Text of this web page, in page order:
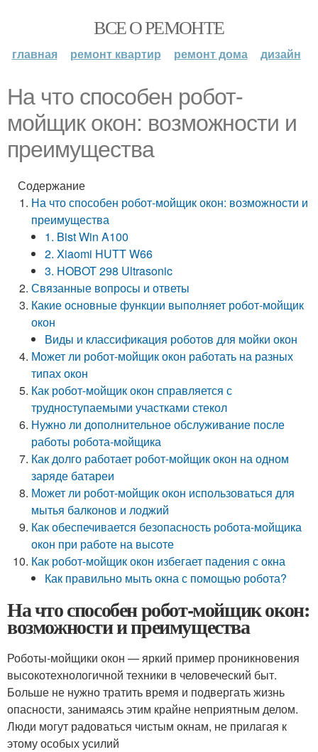
ВСЕ О РЕМОНТЕ
главная ремонт квартир ремонт дома дизайн
На что способен робот-
мойщик окон: возможности и
преимущества
Содержание
На что способен робот-мойщик окон: возможности и
преимущества
1. Bist Win A100
2. Xiaomi HUTT W66
3. HOBOT 298 Ultrasonic
Связанные вопросы и ответы
Какие основные функции выполняет робот-мойщик
окон
Виды и классификация роботов для мойки окон
Может ли робот-мойщик окон работать на разных
типах окон
Как робот-мойщик окон справляется с
трудноступаемыми участками стекол
Нужно ли дополнительное обслуживание после
работы робота-мойщика
Как долго работает робот-мойщик окон на одном
заряде батареи
Может ли робот-мойщик окон использоваться для
мытья балконов и лоджий
Как обеспечивается безопасность робота-мойщика
окон при работе на высоте
Как робот-мойщик окон избегает падения с окна
Как правильно мыть окна с помощью робота?
На что способен робот-мойщик окон:
возможности и преимущества
Роботы-мойщики окон — яркий пример проникновения
высокотехнологичной техники в человеческий быт.
Больше не нужно тратить время и подвергать жизнь
опасности, занимаясь этим крайне неприятным делом.
Люди могут радоваться чистым окнам, не прилагая к
этому особых усилий